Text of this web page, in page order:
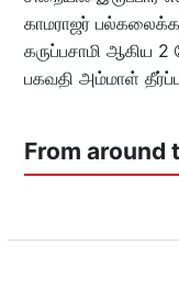
காமராஜர்
கருப்பசாமி ஆகிய 2
பகவதி அம்மாள்
From around